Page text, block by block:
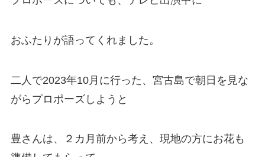
おふたりが語ってくれました。
二人で2023年10月に行った、宮古島で朝日を見な
がらプロポーズしようと
豊さんは、２カ月前から考え、現地の方にお花も